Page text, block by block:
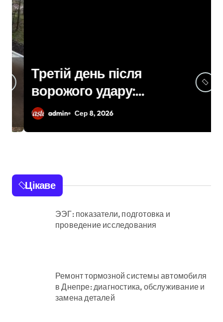
Третій день після
ворожого удару:
рятувальники
працюють над
регіоні
admin Сер 8, 2026
Цікаве
ЭЭГ: показатели, подготовка и
проведение исследования
Ремонт тормозной системы автомобиля
в Днепре: диагностика, обслуживание и
замена деталей